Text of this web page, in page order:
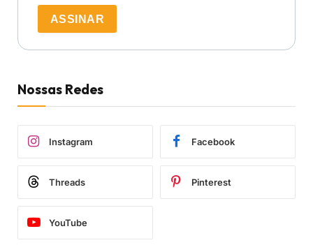
ASSINAR
Nossas Redes
Instagram Facebook
Threads Pinterest
YouTube